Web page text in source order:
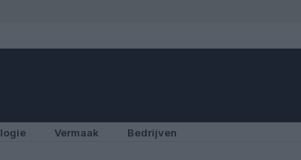
Vermaak Bedrijven